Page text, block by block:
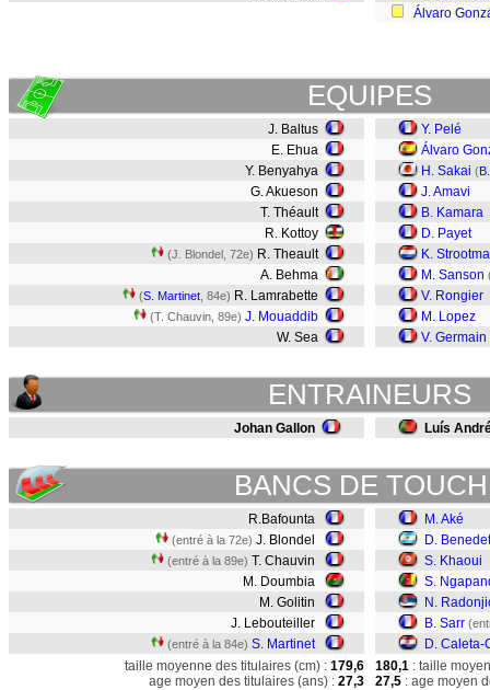
Álvaro
EQUIPES
J. Baltus
E. Ehua
Y. Benyahya
G. Akueson
T. Théault
R. Kottoy
(J. Blondel, 72e) R. Theault
A. Behma
(S. Martinet , 84e) R. Lamrabette
(T. Chauvin, 89e) J. Mouaddib
W. Sea
Y. Pelé
Álvaro
H. Sakai (
J. Amavi
B. Kamara
D. Payet
K.
M. Sanson
V. Rongier
M. Lopez
V. Germain
ENTRAINEURS
Johan Gallon Luís
BANCS DE
R.Bafounta
(entré à la 72e) J. Blondel
(entré à la 89e) T. Chauvin
M. Doumbia
M. Golitin
J. Lebouteiller
(entré à la 84e) S. Martinet
M. Aké
D.
S. Khaoui
S.
N.
B. Sarr
D. Caleta-
taille moyenne des titulaires (cm) : 179,6
age moyen des titulaires (ans) : 27,3
180,1 : taille
27,5 : age moyen